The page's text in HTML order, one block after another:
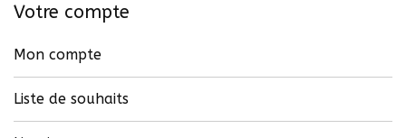
Votre compte
Mon compte
Liste de souhaits